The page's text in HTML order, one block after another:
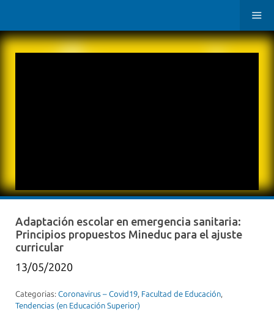
Adaptación escolar en emergencia sanitaria:
Principios propuestos Mineduc para el ajuste
curricular
13/05/2020
Categorias: Coronavirus – Covid19, Facultad de Educación,
Tendencias (en Educación Superior)